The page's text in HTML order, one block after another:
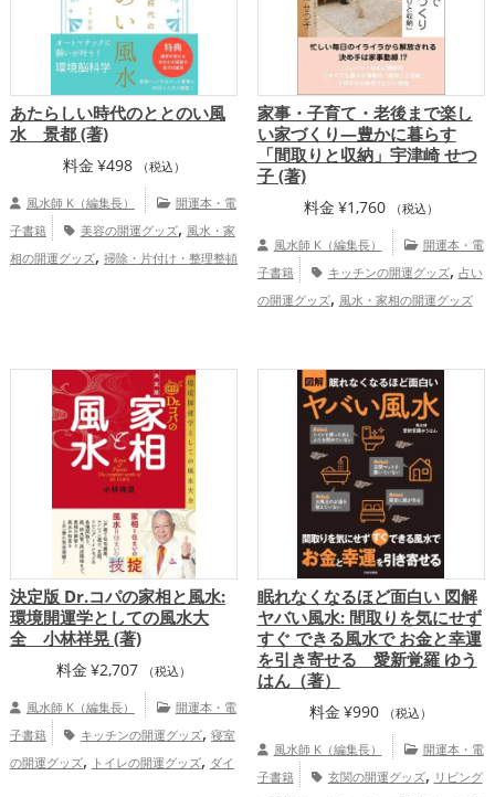
総合運・全体運アップ
あたらしい時代のととのい風
水 景都 (著)
料金 ¥498 （税込）
風水師 K（編集長）
開運本・電
子書籍
美容の開運グッズ, 風水・家
相の開運グッズ, 掃除・片付け・整理整頓
バスルームの開運グッズ,トイレの開運グ
金運アップ,仕事運アップ
康運アップ,家庭運・家族運アップ
運・全体運アップ
家事・子育て・老後まで楽し
い家づくり―豊かに暮らす
「間取りと収納」宇津崎 せつ
子 (著)
料金 ¥1,760 （税込）
風水師 K（編集長）
開運本・電
子書籍
キッチンの開運グッズ, 占い
の開運グッズ, 風水・家相の開運グッズ
決定版 Dr.コパの家相と風水:
環境開運学としての風水大
全 小林祥晃 (著)
料金 ¥2,707 （税込）
風水師 K（編集長）
開運本・電
子書籍
キッチンの開運グッズ, 寝室
の開運グッズ, トイレの開運グッズ, ダイ
眠れなくなるほど面白い 図解
ヤバい風水: 間取りを気にせず
すぐ できる風水で お金と幸運
を引き寄せる 愛新覚羅 ゆう
はん（著）
料金 ¥990 （税込）
風水師 K（編集長）
開運本・電
子書籍
玄関の開運グッズ, リビング